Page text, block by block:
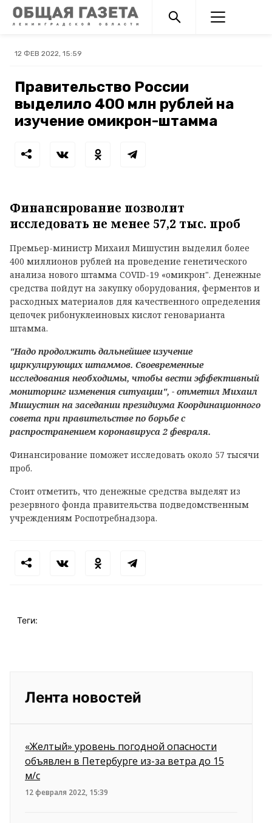
12 ФЕВ 2022, 15:59
Правительство России
выделило 400 млн рублей на
изучение омикрон-штамма
Финансирование позволит
исследовать не менее 57,2 тыс. проб
Премьер-министр Михаил Мишустин выделил более
400 миллионов рублей на проведение генетического
анализа нового штамма COVID-19 «омикрон". Денежные
средства пойдут на закупку оборудования, ферментов и
расходных материалов для качественного определения
цепочек рибонуклеиновых кислот геноварианта
штамма.
"Надо продолжить дальнейшее изучение
циркулирующих штаммов. Своевременные
исследования необходимы, чтобы вести эффективный
мониторинг изменения ситуации", - отметил Михаил
Мишустин на заседании президиума Координационного
совета при правительстве по борьбе с
распространением коронавируса 2 февраля.
Финансирование поможет исследовать около 57 тысячи
проб.
Стоит отметить, что денежные средства выделят из
резервного фонда правительства подведомственным
учреждениям Роспотребнадзора.
Теги:
Лента новостей
«Желтый» уровень погодной опасности
объявлен в Петербурге из-за ветра до 15
м/c
12 февраля 2022, 15:39